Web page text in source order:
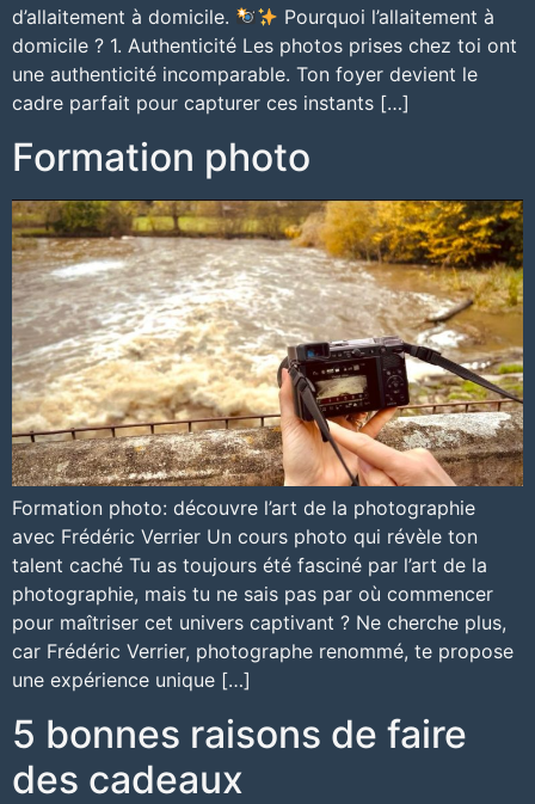
d’allaitement à domicile.
Pourquoi l’allaitement à
domicile ? 1. Authenticité Les photos prises chez toi ont
une authenticité incomparable. Ton foyer devient le
cadre parfait pour capturer ces instants […]
Formation photo
Formation photo: découvre l’art de la photographie
avec Frédéric Verrier Un cours photo qui révèle ton
talent caché Tu as toujours été fasciné par l’art de la
photographie, mais tu ne sais pas par où commencer
pour maîtriser cet univers captivant ? Ne cherche plus,
car Frédéric Verrier, photographe renommé, te propose
une expérience unique […]
5 bonnes raisons de faire
des cadeaux